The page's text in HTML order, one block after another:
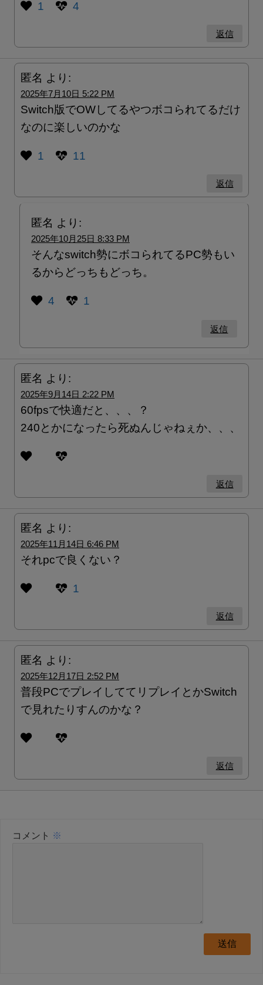
1 4
返信
匿名 より:
2025年7月10日 5:22 PM
Switch版でOWしてるやつボコられてるだけ
なのに楽しいのかな
1 11
返信
匿名 より:
2025年10月25日 8:33 PM
そんなswitch勢にボコられてるPC勢もい
るからどっちもどっち。
4 1
返信
匿名 より:
2025年9月14日 2:22 PM
60fpsで快適だと、、、？
240とかになったら死ぬんじゃねぇか、、、
返信
匿名 より:
2025年11月14日 6:46 PM
それpcで良くない？
1
返信
匿名 より:
2025年12月17日 2:52 PM
普段PCでプレイしててリプレイとかSwitch
で見れたりすんのかな？
返信
コメント ※